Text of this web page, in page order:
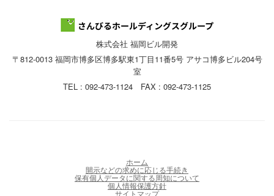
株式会社 福岡ビル開発
〒812-0013 福岡市博多区博多駅東1丁目11番5号 アサコ博多ビル204号
室
TEL : 092-473-1124 FAX : 092-473-1125
ホーム
開示などの求めに応じる手続き
保有個人データに関する周知について
個人情報保護方針
サイトマップ